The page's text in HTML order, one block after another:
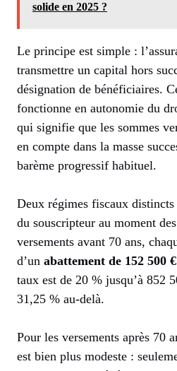
solide en 2025 ?
Le principe est simple :
transmettre un capital hors
désignation de bénéficiaires.
fonctionne en autonomie du
qui signifie que les sommes
en compte dans la masse
barème progressif habituel.
Deux régimes fiscaux distincts
du souscripteur au moment
versements avant 70 ans,
d’un abattement de 152 500 €
taux est de 20 % jusqu’à 852
31,25 % au-delà.
Pour les versements après 70
est bien plus modeste :